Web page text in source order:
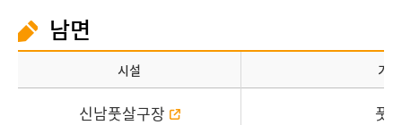
남면
시설 기능
신남풋살구장 풋